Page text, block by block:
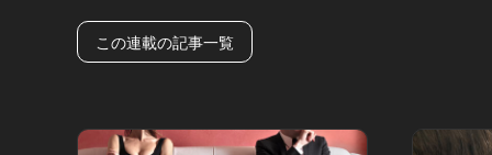
この連載の記事一覧